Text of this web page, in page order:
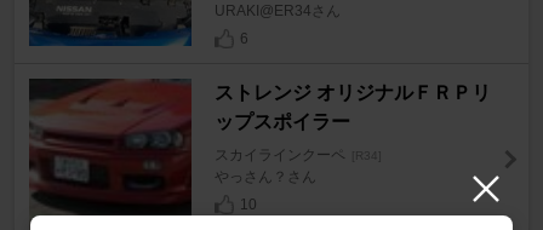
URAKI@ER34さん
6
ストレンジ オリジナルＦＲＰリ
ップスポイラー
スカイラインクーペ [R34]
やっさん？さん
10